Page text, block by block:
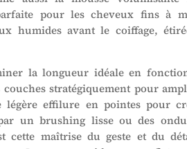
pour les cheveux fins à
humides avant le coiffage,
la longueur idéale en
stratégiquement pour
légère effilure en pointes pour
un brushing lisse ou des
cette maîtrise du geste et du